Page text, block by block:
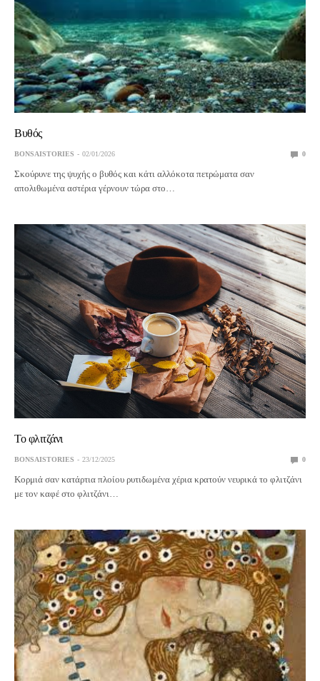
Βυθός
BONSAISTORIES 02/01/2026 0
Σκούρυνε της ψυχής ο βυθός και κάτι αλλόκοτα πετρώματα σαν
απολιθωμένα αστέρια γέρνουν τώρα στο…
Το φλιτζάνι
BONSAISTORIES 23/12/2025 0
Κορμιά σαν κατάρτια πλοίου ρυτιδωμένα χέρια κρατούν νευρικά το φλιτζάνι
με τον καφέ στο φλιτζάνι…